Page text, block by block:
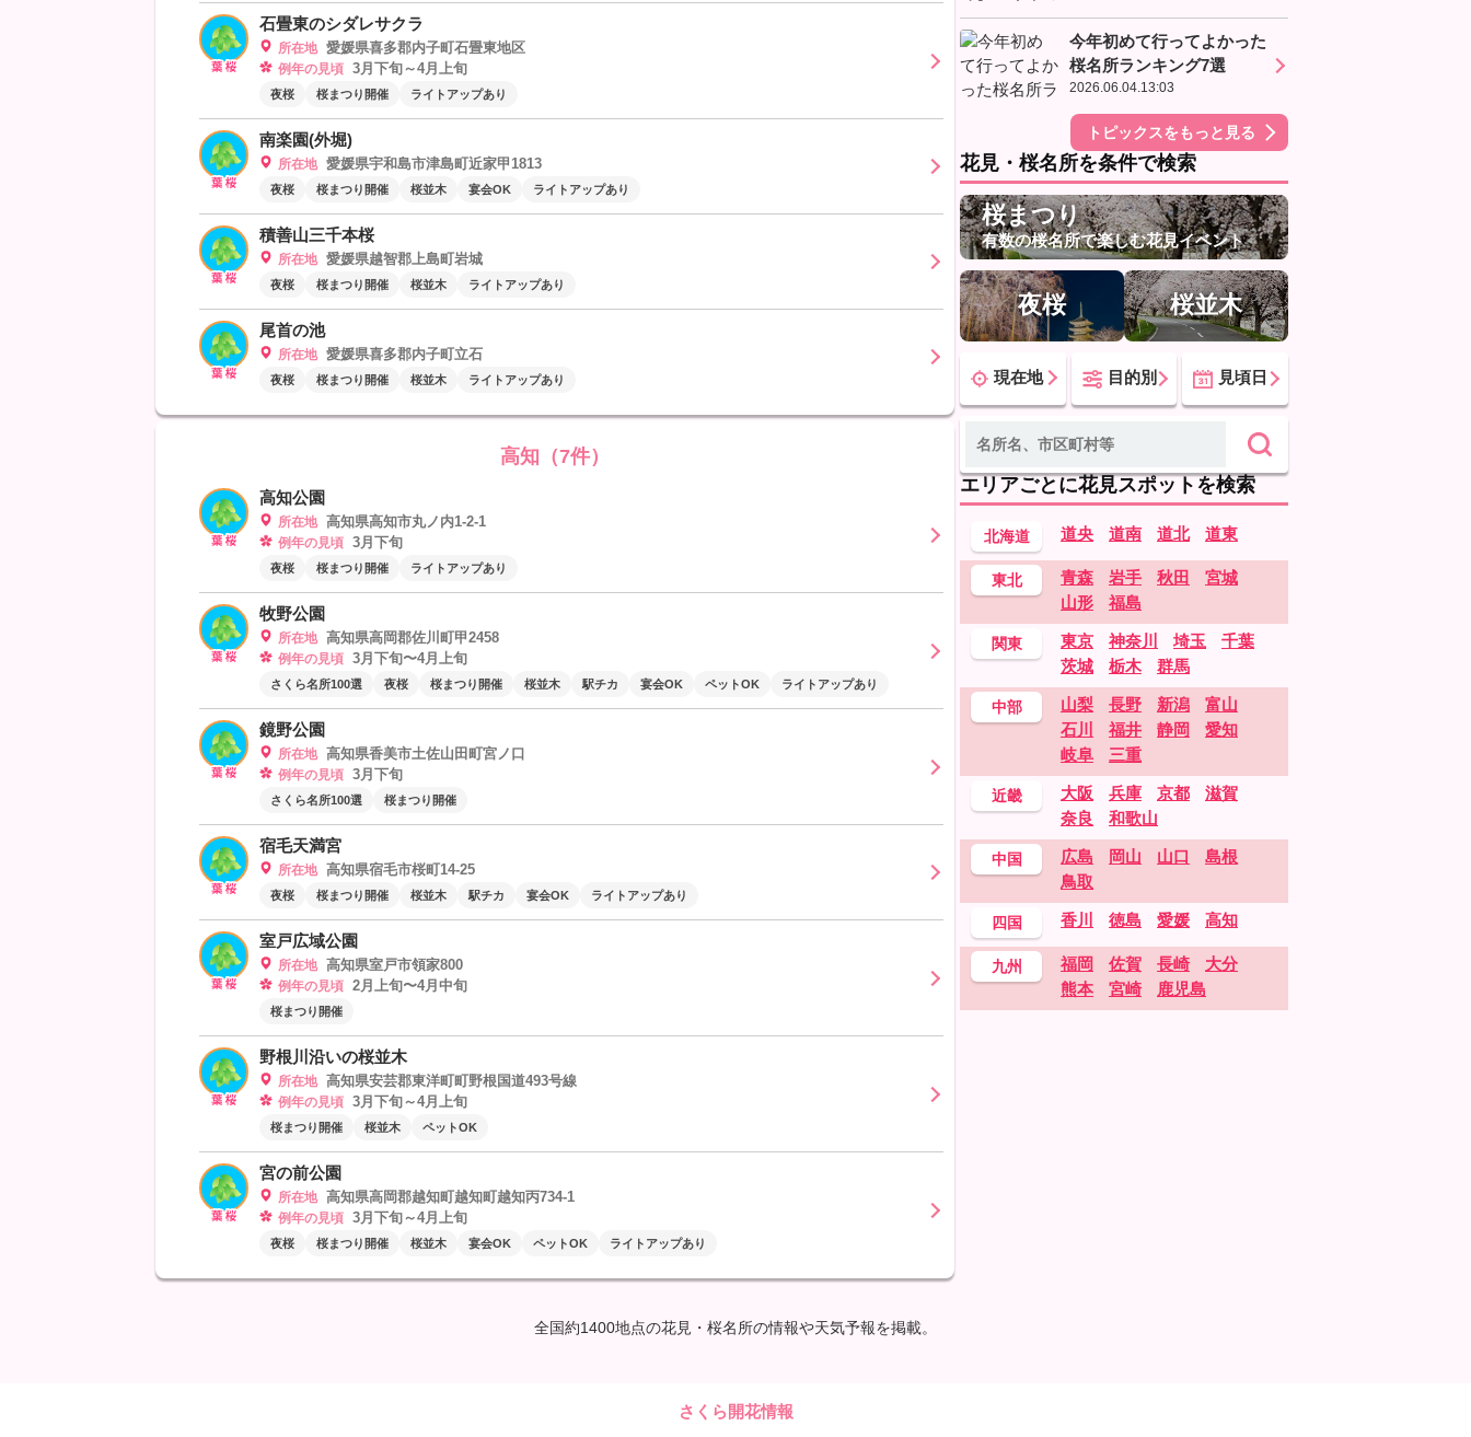
石畳東のシダレサクラ
所在地 愛媛県喜多郡内子町石畳東地区
例年の見頃 3月下旬～4月上旬
夜桜 桜まつり開催 ライトアップあり
南楽園(外堀)
所在地 愛媛県宇和島市津島町近家甲1813
夜桜 桜まつり開催 桜並木 宴会OK ライトアップあり
積善山三千本桜
所在地 愛媛県越智郡上島町岩城
夜桜 桜まつり開催 桜並木 ライトアップあり
尾首の池
所在地 愛媛県喜多郡内子町立石
夜桜 桜まつり開催 桜並木 ライトアップあり
高知（7件）
高知公園
所在地 高知県高知市丸ノ内1-2-1
例年の見頃 3月下旬
夜桜 桜まつり開催 ライトアップあり
牧野公園
所在地 高知県高岡郡佐川町甲2458
例年の見頃 3月下旬〜4月上旬
さくら名所100選 夜桜 桜まつり開催 桜並木 駅チカ 宴会OK ペットOK ライトアップあり
鏡野公園
所在地 高知県香美市土佐山田町宮ノ口
例年の見頃 3月下旬
さくら名所100選 桜まつり開催
宿毛天満宮
所在地 高知県宿毛市桜町14-25
夜桜 桜まつり開催 桜並木 駅チカ 宴会OK ライトアップあり
室戸広域公園
所在地 高知県室戸市領家800
例年の見頃 2月上旬〜4月中旬
桜まつり開催
野根川沿いの桜並木
所在地 高知県安芸郡東洋町町野根国道493号線
例年の見頃 3月下旬～4月上旬
桜まつり開催 桜並木 ペットOK
宮の前公園
所在地 高知県高岡郡越知町越知町越知丙734-1
例年の見頃 3月下旬～4月上旬
夜桜 桜まつり開催 桜並木 宴会OK ペットOK ライトアップあり
今年初めて行ってよかった
桜名所ランキング7選
2026.06.04.13:03
トピックスをもっと見る
花見・桜名所を条件で検索
桜まつり
有数の桜名所で楽しむ花見イベント
夜桜 桜並木
現在地 目的別 見頃日
エリアごとに花見スポットを検索
北海道 道央 道南 道北 道東
東北 青森 岩手 秋田
宮城
山形
福島
関東 東京 神奈川 埼玉
千葉
茨城
栃木 群馬
中部 山梨 長野 新潟
富山
石川
福井 静岡
愛知
岐阜
三重
近畿 大阪 兵庫 京都
滋賀
奈良
和歌山
中国 広島 岡山 山口
島根
鳥取
四国 香川 徳島 愛媛 高知
九州 福岡 佐賀 長崎
大分
熊本
宮崎 鹿児島
全国約1400地点の花見・桜名所の情報や天気予報を掲載。
さくら開花情報